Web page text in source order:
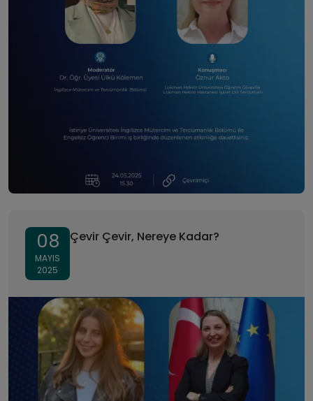
08
MAYIS
2025
Çevir Çevir, Nereye Kadar?